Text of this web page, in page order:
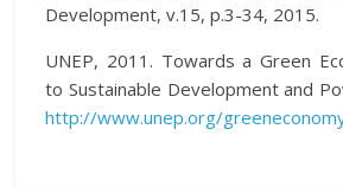
Development, v.15, p.3-34, 2015.
UNEP, 2011. Towards a Green
to Sustainable Development and
http://www.unep.org/